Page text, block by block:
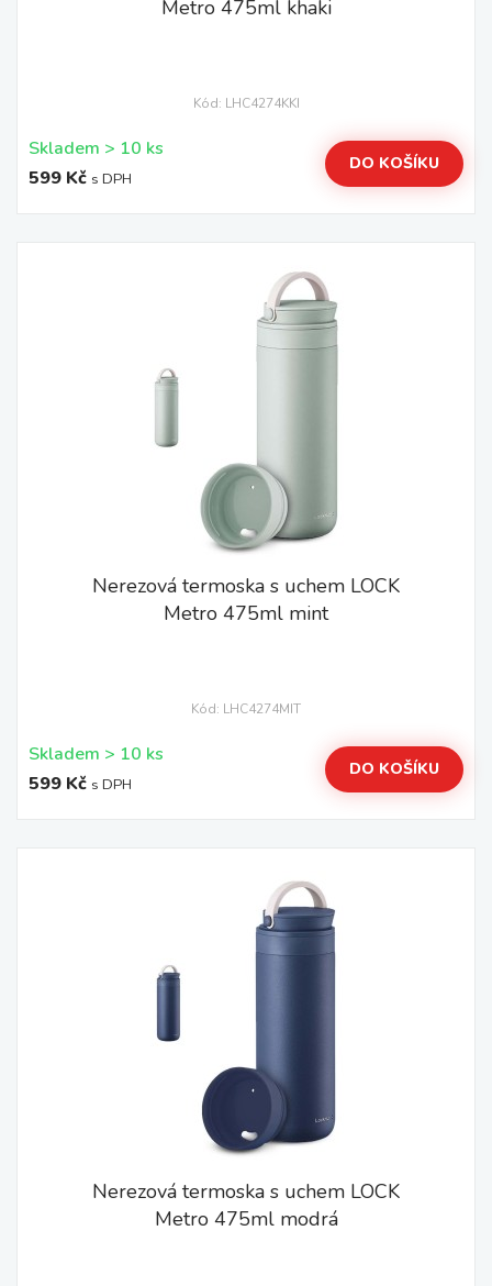
Metro 475ml khaki
Kód: LHC4274KKI
Skladem > 10 ks
599 Kč s DPH
DO KOŠÍKU
Nerezová termoska s uchem LOCK
Metro 475ml mint
Kód: LHC4274MIT
Skladem > 10 ks
599 Kč s DPH
DO KOŠÍKU
Nerezová termoska s uchem LOCK
Metro 475ml modrá